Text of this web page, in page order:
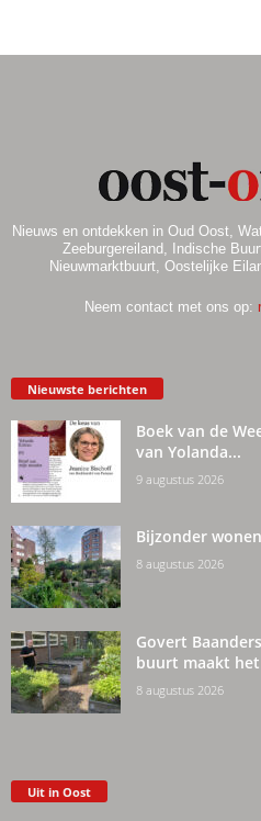
Nieuws en ontdekken in Oud Oost,
Zeeburgereiland, Indische
Nieuwmarktbuurt, Oostelijke
Neem contact met ons op:
Nieuwste berichten
Boek van de
van Yolanda...
9 augustus 2026
Bijzonder
8 augustus 2026
Govert
buurt maakt het
8 augustus 2026
Uit in Oost